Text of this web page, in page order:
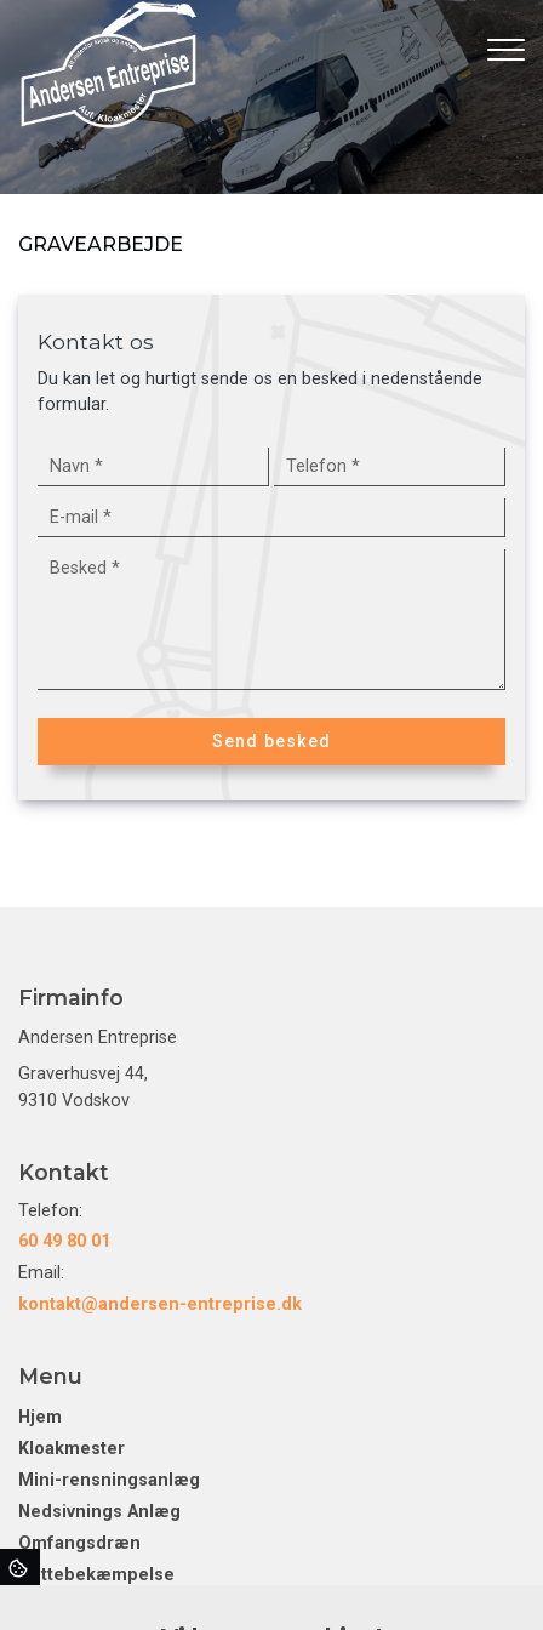
hovedindhold
GRAVEARBEJDE
Kontakt os
Du kan let og hurtigt sende os en besked i nedenstående
formular.
Firmainfo
Andersen Entreprise
Graverhusvej 44,
9310 Vodskov
Kontakt
Telefon:
60 49 80 01
Email:
kontakt@andersen-entreprise.dk
Menu
Hjem
Kloakmester
Mini-rensningsanlæg
Nedsivnings Anlæg
Omfangsdræn
Rottebekæmpelse